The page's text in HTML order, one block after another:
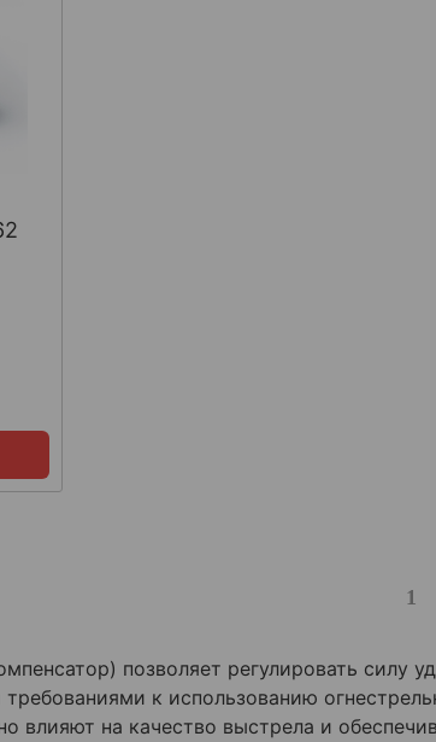
1
позволяет регулировать силу
к использованию
влияют на качество выстрела и